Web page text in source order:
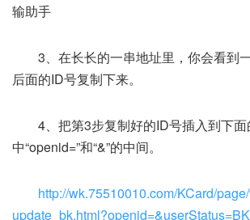
输助手
3、在长长的一串地址里，你会看到
后面的ID号复制下来。
4、把第3步复制好的ID号插入到下面
中“openid=”和“&”的中间。
http://wk.75510010.com/KCard/
update_bk.html?openid=&userStatus=BK